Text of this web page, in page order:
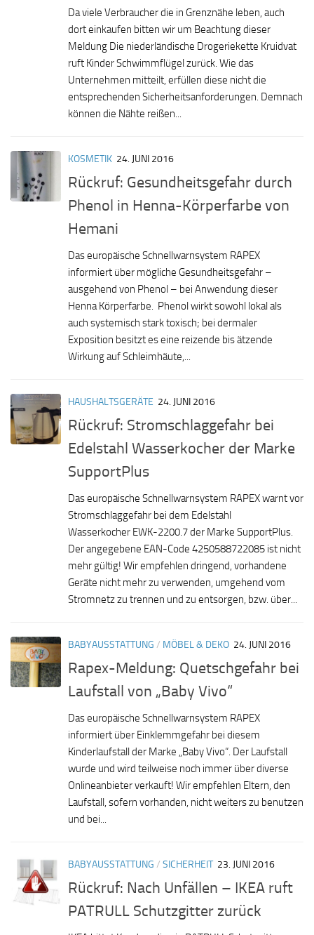
Da viele Verbraucher die in Grenznähe leben, auch
dort einkaufen bitten wir um Beachtung dieser
Meldung Die niederländische Drogeriekette Kruidvat
ruft Kinder Schwimmflügel zurück. Wie das
Unternehmen mitteilt, erfüllen diese nicht die
entsprechenden Sicherheitsanforderungen. Demnach
können die Nähte reißen...
KOSMETIK 24. JUNI 2016
Rückruf: Gesundheitsgefahr durch
Phenol in Henna-Körperfarbe von
Hemani
Das europäische Schnellwarnsystem RAPEX
informiert über mögliche Gesundheitsgefahr –
ausgehend von Phenol – bei Anwendung dieser
Henna Körperfarbe. Phenol wirkt sowohl lokal als
auch systemisch stark toxisch; bei dermaler
Exposition besitzt es eine reizende bis ätzende
Wirkung auf Schleimhäute,...
HAUSHALTSGERÄTE 24. JUNI 2016
Rückruf: Stromschlaggefahr bei
Edelstahl Wasserkocher der Marke
SupportPlus
Das europäische Schnellwarnsystem RAPEX warnt vor
Stromschlaggefahr bei dem Edelstahl
Wasserkocher EWK-2200.7 der Marke SupportPlus.
Der angegebene EAN-Code 4250588722085 ist nicht
mehr gültig! Wir empfehlen dringend, vorhandene
Geräte nicht mehr zu verwenden, umgehend vom
Stromnetz zu trennen und zu entsorgen, bzw. über...
BABYAUSSTATTUNG / MÖBEL & DEKO 24. JUNI 2016
Rapex-Meldung: Quetschgefahr bei
Laufstall von „Baby Vivo“
Das europäische Schnellwarnsystem RAPEX
informiert über Einklemmgefahr bei diesem
Kinderlaufstall der Marke „Baby Vivo“. Der Laufstall
wurde und wird teilweise noch immer über diverse
Onlineanbieter verkauft! Wir empfehlen Eltern, den
Laufstall, sofern vorhanden, nicht weiters zu benutzen
und bei...
BABYAUSSTATTUNG / SICHERHEIT 23. JUNI 2016
Rückruf: Nach Unfällen – IKEA ruft
PATRULL Schutzgitter zurück